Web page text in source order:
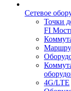
Сетевое
Точки
FI
4G/LTE